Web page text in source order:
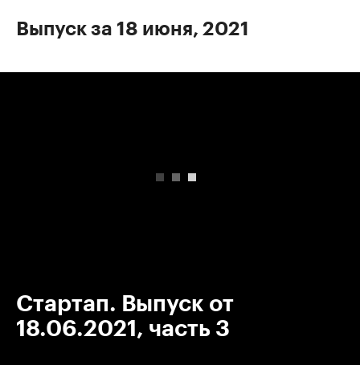
Выпуск за 18 июня, 2021
Стартап. Выпуск от
18.06.2021, часть 3